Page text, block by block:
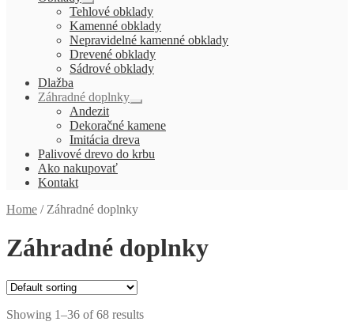
Rozbaliť
podradené
menu
Tehlové obklady
Kamenné obklady
Nepravidelné kamenné obklady
Drevené obklady
Sádrové obklady
Dlažba
Záhradné doplnky
Rozbaliť
menu
Andezit
Dekoračné kamene
Imitácia dreva
Palivové drevo do krbu
Ako nakupovať
Kontakt
Home / Záhradné doplnky
Záhradné doplnky
Showing 1–36 of 68 results